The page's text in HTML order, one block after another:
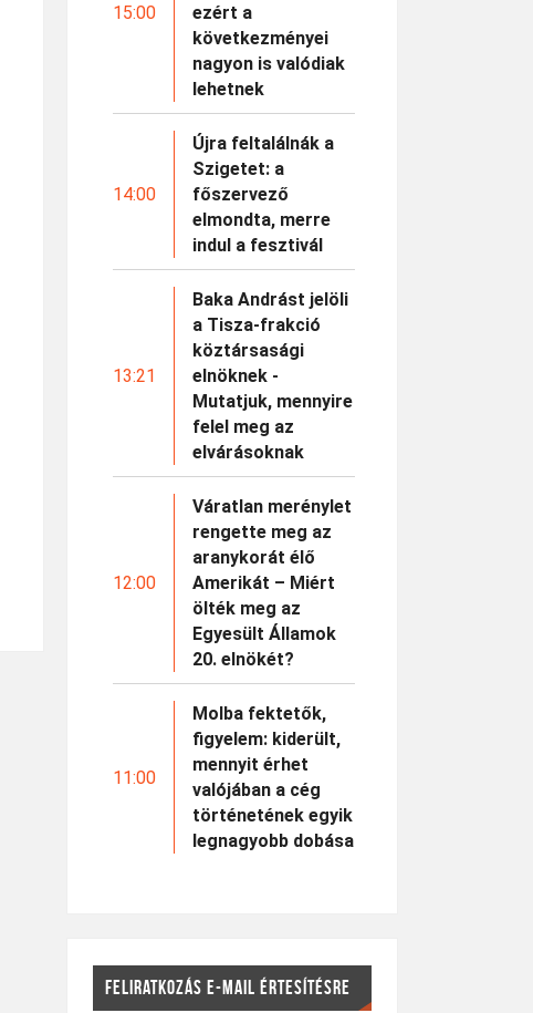
15:00
ezért a
következményei
nagyon is valódiak
lehetnek
14:00
Újra feltalálnák a
Szigetet: a
főszervező
elmondta, merre
indul a fesztivál
13:21
Baka Andrást jelöli
a Tisza-frakció
köztársasági
elnöknek -
Mutatjuk, mennyire
felel meg az
elvárásoknak
12:00
Váratlan merénylet
rengette meg az
aranykorát élő
Amerikát – Miért
ölték meg az
Egyesült Államok
20. elnökét?
11:00
Molba fektetők,
figyelem: kiderült,
mennyit érhet
valójában a cég
történetének egyik
legnagyobb dobása
FELIRATKOZÁS E-MAIL ÉRTESÍTÉSRE